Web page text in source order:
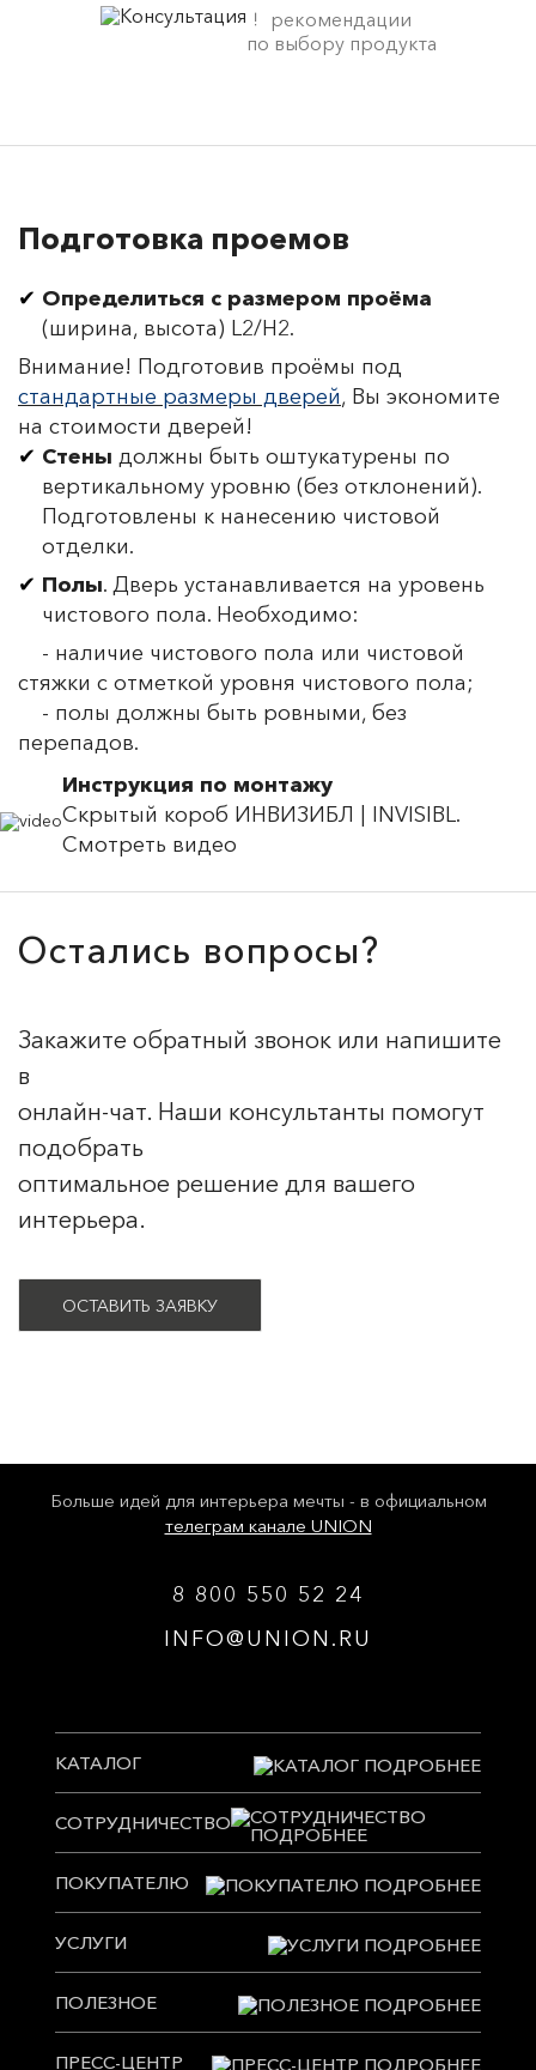
рекомендации
по выбору продукта
Подготовка проемов
Определиться с размером проёма
(ширина, высота) L2/H2.
Внимание! Подготовив проёмы под
стандартные размеры дверей, Вы экономите
на стоимости дверей!
Стены должны быть оштукатурены по
вертикальному уровню (без отклонений).
Подготовлены к нанесению чистовой
отделки.
Полы. Дверь устанавливается на уровень
чистового пола. Необходимо:
- наличие чистового пола или чистовой
стяжки с отметкой уровня чистового пола;
- полы должны быть ровными, без
перепадов.
Инструкция по монтажу
Скрытый короб ИНВИЗИБЛ | INVISIBL.
Смотреть видео
Остались вопросы?
Закажите обратный звонок или напишите
в
онлайн-чат. Наши консультанты помогут
подобрать
оптимальное решение для вашего
интерьера.
ОСТАВИТЬ ЗАЯВКУ
Больше идей для интерьера мечты - в официальном
телеграм канале UNION
8 800 550 52 24
INFO@UNION.RU
КАТАЛОГ
СОТРУДНИЧЕСТВО
ПОКУПАТЕЛЮ
УСЛУГИ
ПОЛЕЗНОЕ
ПРЕСС-ЦЕНТР